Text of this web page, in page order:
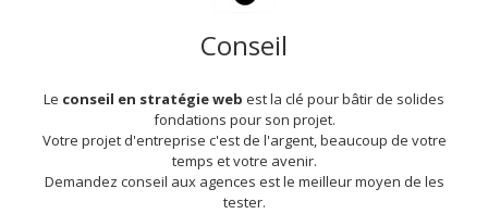
Conseil
Le conseil en stratégie web est la clé pour bâtir de solides
fondations pour son projet.
Votre projet d'entreprise c'est de l'argent, beaucoup de votre
temps et votre avenir.
Demandez conseil aux agences est le meilleur moyen de les
tester.